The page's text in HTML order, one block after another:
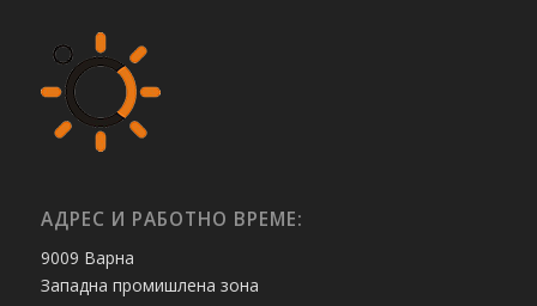
АДРЕС И РАБОТНО ВРЕМЕ:
9009 Варна
Западна промишлена зона